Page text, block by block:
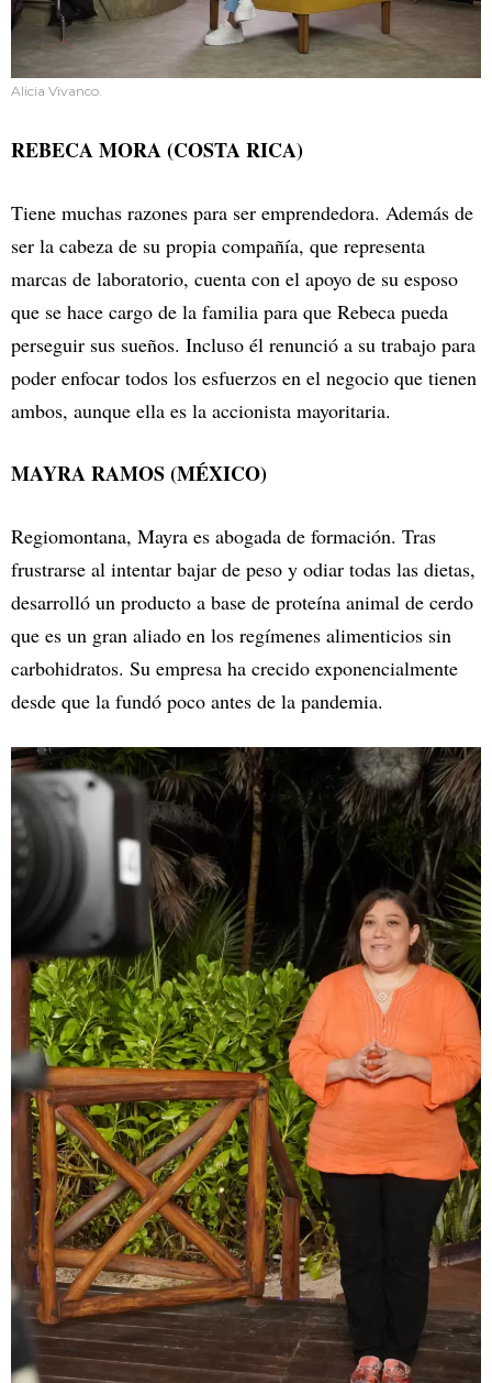
Alicia Vivanco.
REBECA MORA (COSTA RICA)
Tiene muchas razones para ser emprendedora. Además de
ser la cabeza de su propia compañía, que representa
marcas de laboratorio, cuenta con el apoyo de su esposo
que se hace cargo de la familia para que Rebeca pueda
perseguir sus sueños. Incluso él renunció a su trabajo para
poder enfocar todos los esfuerzos en el negocio que tienen
ambos, aunque ella es la accionista mayoritaria.
MAYRA RAMOS (MÉXICO)
Regiomontana, Mayra es abogada de formación. Tras
frustrarse al intentar bajar de peso y odiar todas las dietas,
desarrolló un producto a base de proteína animal de cerdo
que es un gran aliado en los regímenes alimenticios sin
carbohidratos. Su empresa ha crecido exponencialmente
desde que la fundó poco antes de la pandemia.